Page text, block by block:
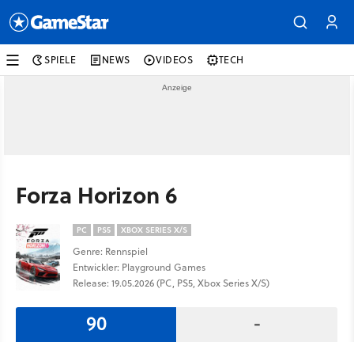
SPIELE NEWS VIDEOS TECH
Forza Horizon 6
PC PS5 XBOX SERIES X/S
Genre: Rennspiel
Entwickler: Playground Games
Release: 19.05.2026 (PC, PS5, Xbox Series X/S)
90 -